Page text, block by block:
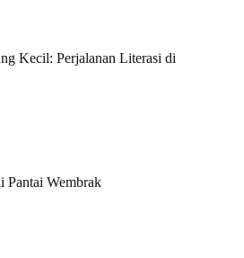
Kecil: Perjalanan Literasi di
Pantai Wembrak